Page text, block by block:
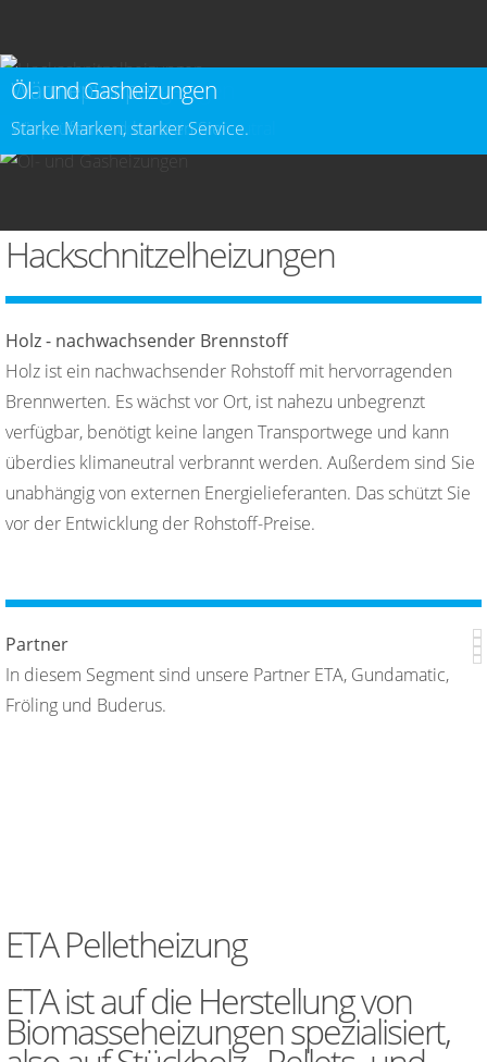
Hackschnitzelheizungen
Wir beraten, planen & montieren.
Stückholzheizungen
modern, effizient und klimaneutral
Wärmepumpen
Wir prüfen und beraten Sie.
Öl- und Gasheizungen
Starke Marken, starker Service.
Hackschnitzelheizungen
Holz - nachwachsender Brennstoff
Holz ist ein nachwachsender Rohstoff mit hervorragenden
Brennwerten. Es wächst vor Ort, ist nahezu unbegrenzt
verfügbar, benötigt keine langen Transportwege und kann
überdies klimaneutral verbrannt werden. Außerdem sind Sie
unabhängig von externen Energielieferanten. Das schützt Sie
vor der Entwicklung der Rohstoff-Preise.
Partner
In diesem Segment sind unsere Partner ETA, Gundamatic,
Fröling und Buderus.
ETA Pelletheizung
ETA ist auf die Herstellung von
Biomasseheizungen spezialisiert,